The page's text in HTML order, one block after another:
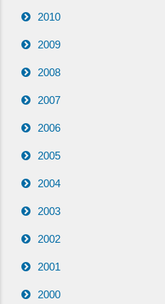
2010
2009
2008
2007
2006
2005
2004
2003
2002
2001
2000